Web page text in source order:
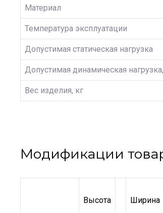
Материал
Температура эксплуатации
Допустимая статическая нагрузка
Допустимая динамическая
Вес изделия, кг
Модификации
Высота Ширина